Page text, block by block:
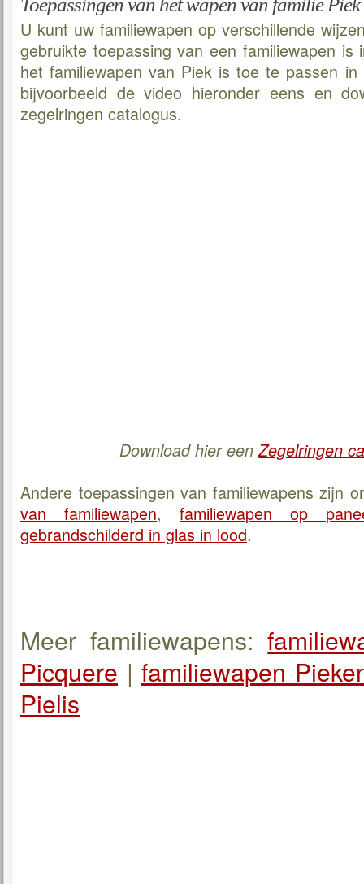
U kunt uw familiewapen op verschillende
gebruikte toepassing van een familiewapen is
het familiewapen van Piek is toe te passen
bijvoorbeeld de video hieronder eens en
zegelringen catalogus.
Download hier eenZegelringen
Andere toepassingen van familiewapens zijn
van familiewapen,familiewapen op
gebrandschilderd in glas in lood.
Meer familiewapens:
Picquere | familiewapen
Pielis